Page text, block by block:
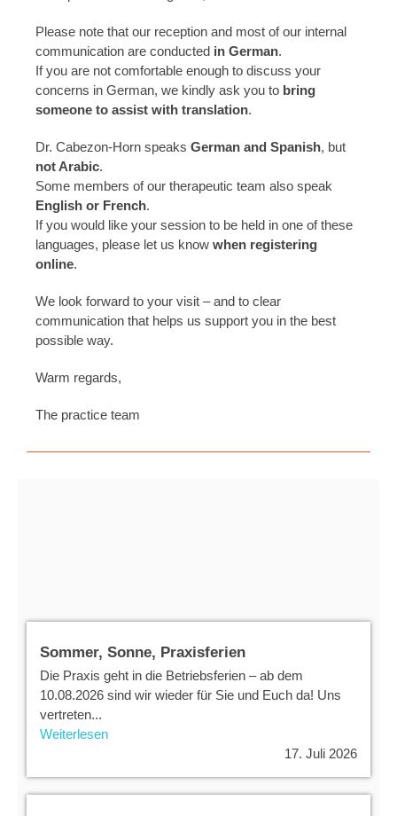
Please note that our reception and most of our internal
communication are conducted in German.
If you are not comfortable enough to discuss your
concerns in German, we kindly ask you to bring
someone to assist with translation.
Dr. Cabezon-Horn speaks German and Spanish, but
not Arabic.
Some members of our therapeutic team also speak
English or French.
If you would like your session to be held in one of these
languages, please let us know when registering
online.
We look forward to your visit – and to clear
communication that helps us support you in the best
possible way.
Warm regards,
The practice team
Sommer, Sonne, Praxisferien
Die Praxis geht in die Betriebsferien – ab dem
10.08.2026 sind wir wieder für Sie und Euch da! Uns
vertreten...
Weiterlesen
17. Juli 2026